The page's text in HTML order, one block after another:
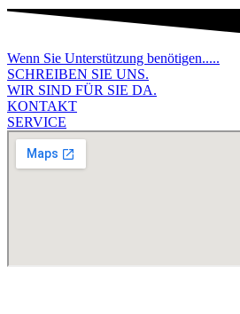
Wenn Sie Unterstützung benötigen.....
SCHREIBEN SIE UNS.
WIR SIND FÜR SIE DA.
KONTAKT
SERVICE